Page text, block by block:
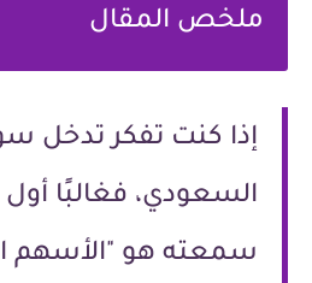
ملخص المقال
إذا كنت تفكر تدخل
السعودي، فغالبًا
سمعته هو "الأسهم